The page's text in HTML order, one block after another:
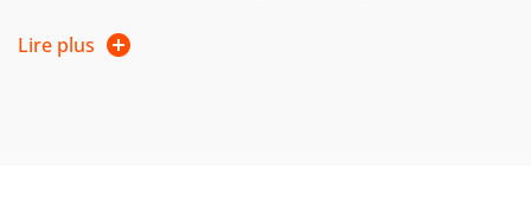
un raisonnement, synthétiser, produire et traiter des
Lire plus